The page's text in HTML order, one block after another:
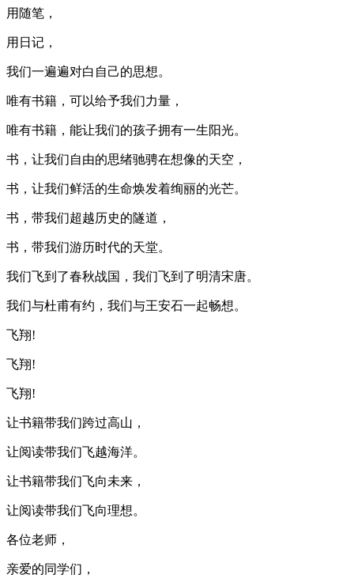
用随笔，
用日记，
我们一遍遍对白自己的思想。
唯有书籍，可以给予我们力量，
唯有书籍，能让我们的孩子拥有一生阳光。
书，让我们自由的思绪驰骋在想像的天空，
书，让我们鲜活的生命焕发着绚丽的光芒。
书，带我们超越历史的隧道，
书，带我们游历时代的天堂。
我们飞到了春秋战国，我们飞到了明清宋唐。
我们与杜甫有约，我们与王安石一起畅想。
飞翔!
飞翔!
飞翔!
让书籍带我们跨过高山，
让阅读带我们飞越海洋。
让书籍带我们飞向未来，
让阅读带我们飞向理想。
各位老师，
亲爱的同学们，